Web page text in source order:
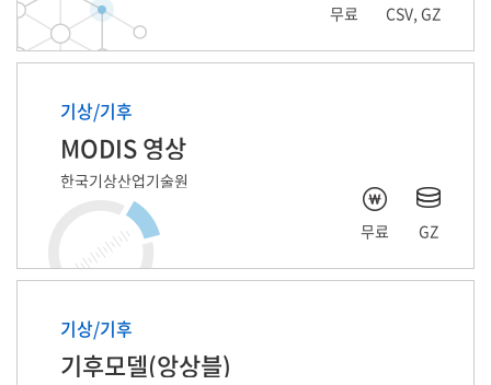
무료 CSV, GZ
기상/기후
MODIS 영상
한국기상산업기술원
무료 GZ
기상/기후
기후모델(앙상블)